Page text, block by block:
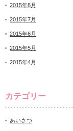
2015年8月
2015年7月
2015年6月
2015年5月
2015年4月
カテゴリー
あいさつ